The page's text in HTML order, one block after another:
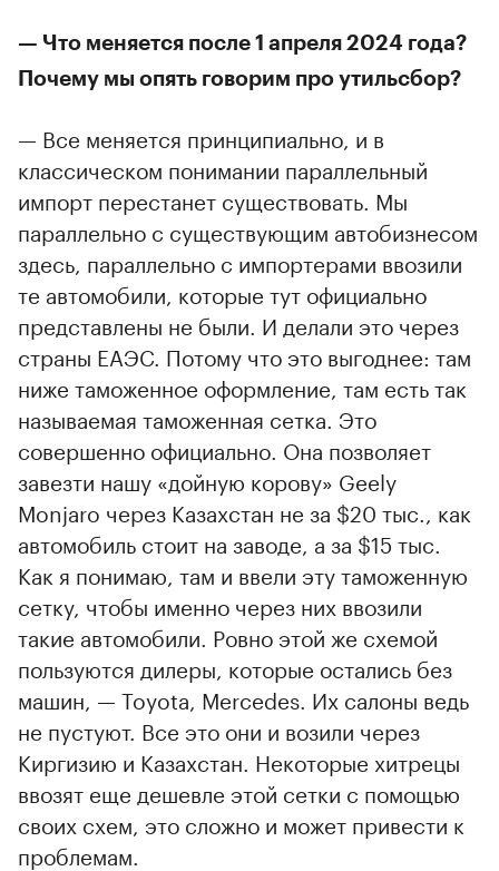
— Что меняется после 1 апреля 2024 года?
Почему мы опять говорим про утильсбор?
— Все меняется принципиально, и в
классическом понимании параллельный
импорт перестанет существовать. Мы
параллельно с существующим автобизнесом
здесь, параллельно с импортерами ввозили
те автомобили, которые тут официально
представлены не были. И делали это через
страны ЕАЭС. Потому что это выгоднее: там
ниже таможенное оформление, там есть так
называемая таможенная сетка. Это
совершенно официально. Она позволяет
завезти нашу «дойную корову» Geely
Monjaro через Казахстан не за $20 тыс., как
автомобиль стоит на заводе, а за $15 тыс.
Как я понимаю, там и ввели эту таможенную
сетку, чтобы именно через них ввозили
такие автомобили. Ровно этой же схемой
пользуются дилеры, которые остались без
машин, — Toyota, Mercedes. Их салоны ведь
не пустуют. Все это они и возили через
Киргизию и Казахстан. Некоторые хитрецы
ввозят еще дешевле этой сетки с помощью
своих схем, это сложно и может привести к
проблемам.